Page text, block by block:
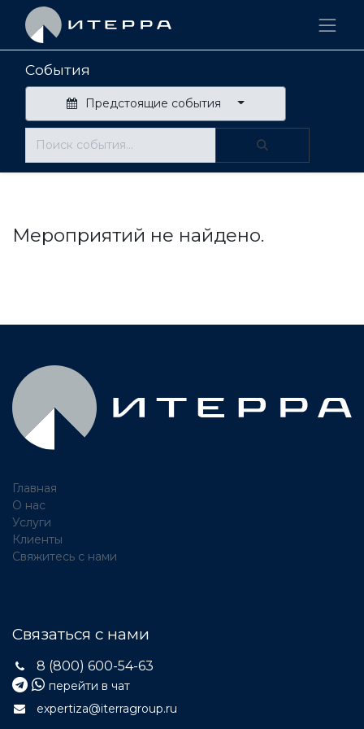
События
Предстоящие события
Мероприятий не найдено.
Главная
О нас
Услуги
Клиенты
Свяжитесь с нами
Связаться с нами
8 (800) 600-54-63
перейти в чат
expertiza@iterragroup.ru